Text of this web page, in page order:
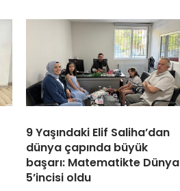
9 Yaşındaki Elif Saliha’dan
dünya çapında büyük
başarı: Matematikte Dünya
5’incisi oldu